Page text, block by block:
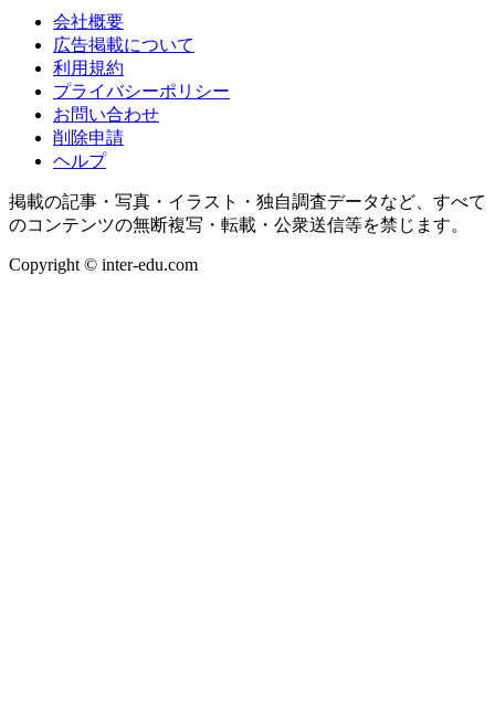
会社概要
広告掲載について
利用規約
プライバシーポリシー
お問い合わせ
削除申請
ヘルプ
掲載の記事・写真・イラスト・独自調査データなど、すべて
のコンテンツの無断複写・転載・公衆送信等を禁じます。
Copyright © inter-edu.com